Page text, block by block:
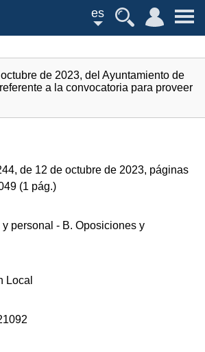
es
de 2023, del Ayuntamiento de
a la convocatoria para proveer
de 12 de octubre de 2023, páginas
(1 pág.)
y personal - B. Oposiciones y
Local